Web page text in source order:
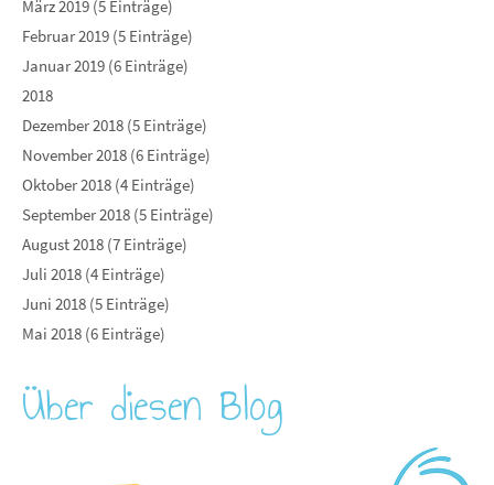
März 2019 (5 Einträge)
Februar 2019 (5 Einträge)
Januar 2019 (6 Einträge)
2018
Dezember 2018 (5 Einträge)
November 2018 (6 Einträge)
Oktober 2018 (4 Einträge)
September 2018 (5 Einträge)
August 2018 (7 Einträge)
Juli 2018 (4 Einträge)
Juni 2018 (5 Einträge)
Mai 2018 (6 Einträge)
Über diesen Blog